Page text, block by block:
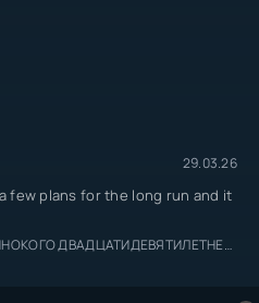
29.03.26
few plans for the long run and it
АВАНТЮРИСТА